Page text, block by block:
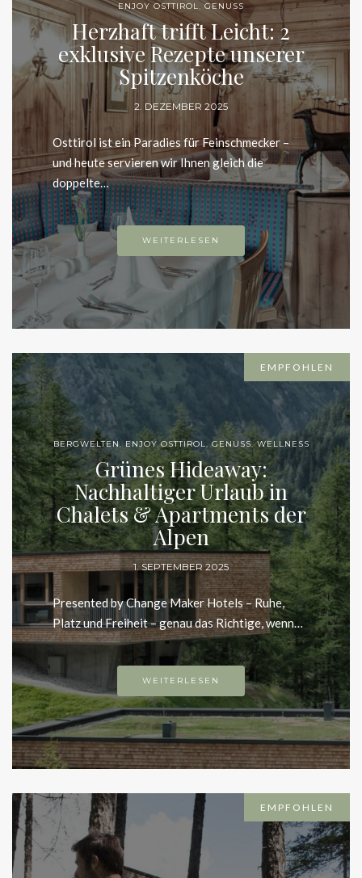
Herzhaft trifft Leicht: 2
exklusive Rezepte unserer
Spitzenköche
2. DEZEMBER 2025
Osttirol ist ein Paradies für Feinschmecker – und
heute servieren wir Ihnen gleich die doppelte…
WEITERLESEN
EMPFOHLEN
BERGWELTEN ENJOY OSTTIROL GENUSS , WELLNESS
Grünes Hideaway:
Nachhaltiger Urlaub in
Chalets & Apartments der
Alpen
1. SEPTEMBER 2025
Presented by Change Maker Hotels – Ruhe, Platz
und Freiheit – genau das Richtige, wenn…
WEITERLESEN
EMPFOHLEN
BERGWELTEN ENJOY OSTTIROL KULTUR